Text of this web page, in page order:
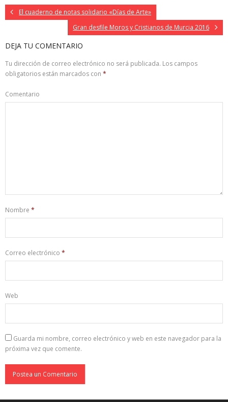
El cuaderno de notas solidario «Días de Arte»
Gran desfile Moros y Cristianos de Murcia 2016
DEJA TU COMENTARIO
Tu dirección de correo electrónico no será publicada. Los campos
obligatorios están marcados con *
Comentario
Nombre *
Correo electrónico *
Web
Guarda mi nombre, correo electrónico y web en este navegador para la
próxima vez que comente.